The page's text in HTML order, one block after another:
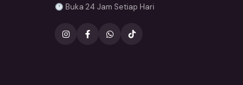
Buka 24 Jam Setiap Hari